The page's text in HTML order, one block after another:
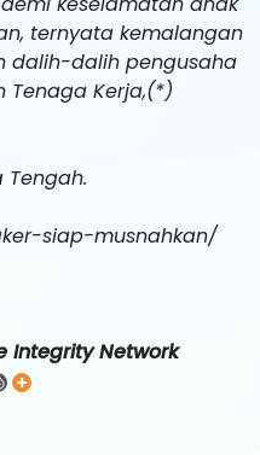
ternyata kemalangan
dalih-dalih pengusaha
Tenaga Kerja,(*)
siap-musnahkan/
Integrity Network